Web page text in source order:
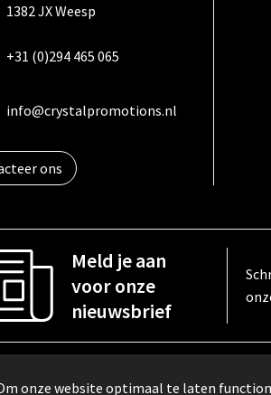
1382 JX Weesp
+31 (0)294 465 065
info@crystalpromotions.nl
ons
Meld je aan
voor onze
nieuwsbrief
onze website optimaal te laten